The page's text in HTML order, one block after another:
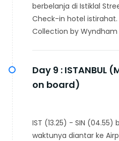
berbelanja di Istiklal
Check-in hotel
Collection by
Day 9 : ISTANBUL
on board)
IST (13.25) - SIN (04.55)
waktunya diantar ke